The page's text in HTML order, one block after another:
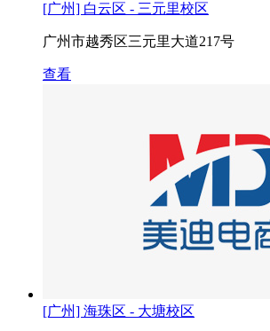
[广州] 白云区 - 三元里校区
广州市越秀区三元里大道217号
查看
[广州] 海珠区 - 大塘校区